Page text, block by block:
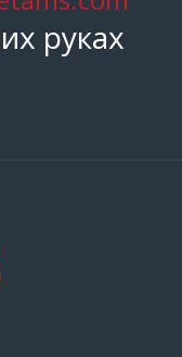
руках